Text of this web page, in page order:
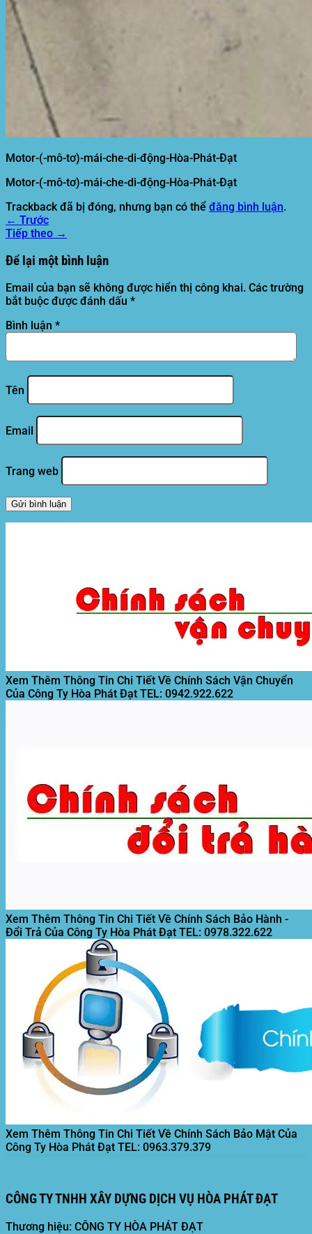
Motor-(-mô-tơ)-mái-che-di-động-Hòa-Phát-Đạt
Motor-(-mô-tơ)-mái-che-di-động-Hòa-Phát-Đạt
Trackback đã bị đóng, nhưng bạn có thể đăng bình luận.
← Trước
Tiếp theo →
Để lại một bình luận
Email của bạn sẽ không được hiển thị công khai. Các trường
bắt buộc được đánh dấu *
Bình luận *
Tên
Email
Trang web
Xem Thêm Thông Tin Chi Tiết Về Chính Sách Vận Chuyển
Của Công Ty Hòa Phát Đạt TEL: 0942.922.622
Xem Thêm Thông Tin Chi Tiết Về Chính Sách Bảo Hành -
Đổi Trả Của Công Ty Hòa Phát Đạt TEL: 0978.322.622
Xem Thêm Thông Tin Chi Tiết Về Chính Sách Bảo Mật Của
Công Ty Hòa Phát Đạt TEL: 0963.379.379
CÔNG TY TNHH XÂY DỰNG DỊCH VỤ HÒA PHÁT ĐẠT
Thương hiệu: CÔNG TY HÒA PHÁT ĐẠT